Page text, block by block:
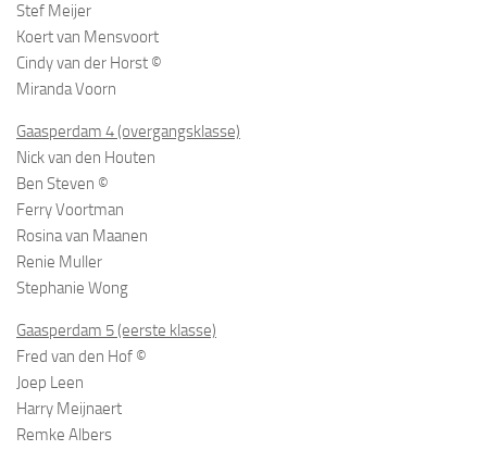
Stef Meijer
Koert van Mensvoort
Cindy van der Horst ©
Miranda Voorn
Gaasperdam 4 (overgangsklasse)
Nick van den Houten
Ben Steven ©
Ferry Voortman
Rosina van Maanen
Renie Muller
Stephanie Wong
Gaasperdam 5 (eerste klasse)
Fred van den Hof ©
Joep Leen
Harry Meijnaert
Remke Albers